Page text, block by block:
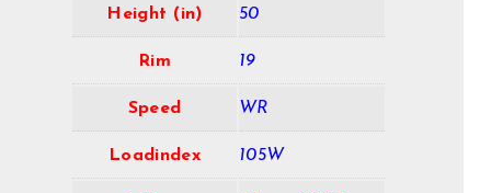
Height (in) 50
Rim 19
Speed WR
Loadindex 105W